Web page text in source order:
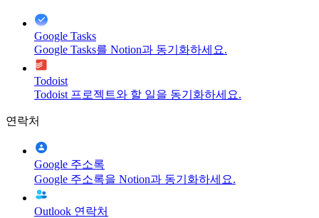
Google Tasks
Google Tasks를 Notion과 동기화하세요.
Todoist
Todoist 프로젝트와 할 일을 동기화하세요.
연락처
Google 주소록
Google 주소록을 Notion과 동기화하세요.
Outlook 연락처